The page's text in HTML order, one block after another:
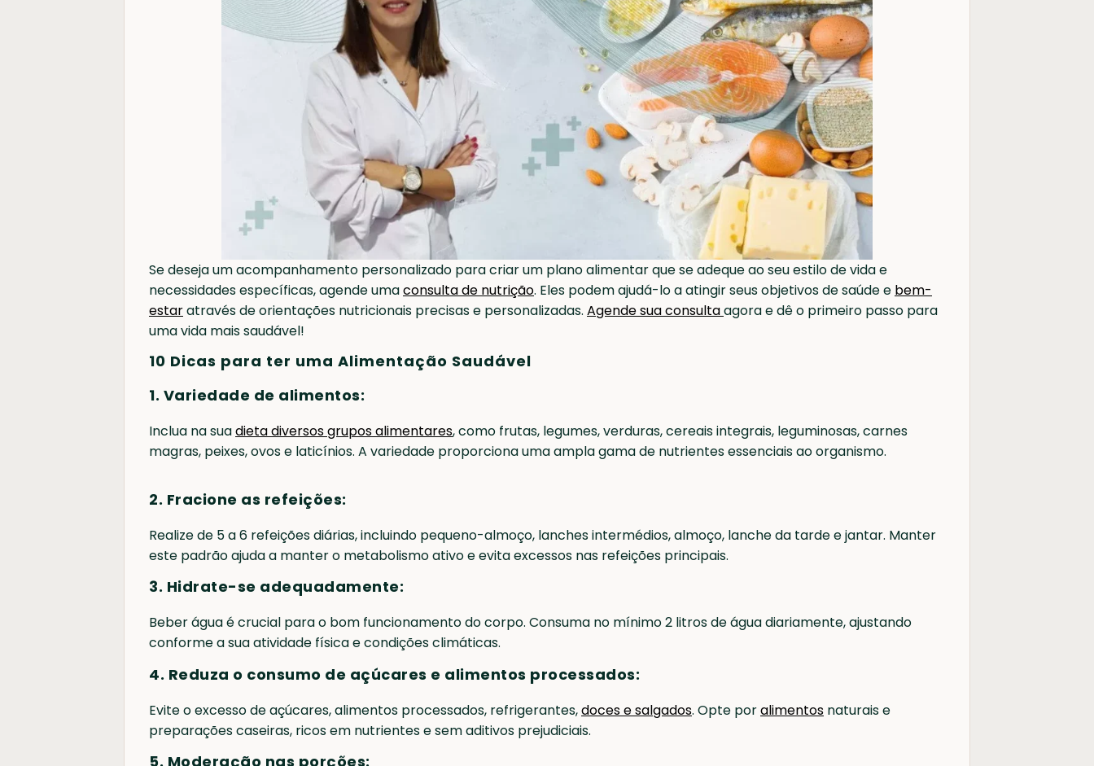
Se deseja um acompanhamento personalizado para criar um plano alimentar que se adeque ao seu estilo de vida e
necessidades específicas, agende umaconsulta de nutrição. Eles podem ajudá-lo a atingir seus objetivos de saúde e bem-
estaratravés de orientações nutricionais precisas e personalizadas. Agende sua consultaagora e dê o primeiro passo para
uma vida mais saudável!
10 Dicas para ter uma Alimentação Saudável
1. Variedade de alimentos:
Inclua na suadieta diversos grupos alimentares, como frutas, legumes, verduras, cereais integrais, leguminosas, carnes
magras, peixes, ovos e laticínios. A variedade proporciona uma ampla gama de nutrientes essenciais ao organismo.
2. Fracione as refeições:
Realize de 5 a 6 refeições diárias, incluindo pequeno-almoço, lanches intermédios, almoço, lanche da tarde e jantar. Manter
este padrão ajuda a manter o metabolismo ativo e evita excessos nas refeições principais.
3. Hidrate-se adequadamente:
Beber água é crucial para o bom funcionamento do corpo. Consuma no mínimo 2 litros de água diariamente, ajustando
conforme a sua atividade física e condições climáticas.
4. Reduza o consumo de açúcares e alimentos processados:
Evite o excesso de açúcares, alimentos processados, refrigerantes,doces e salgados. Opte poralimentos naturais e
preparações caseiras, ricos em nutrientes e sem aditivos prejudiciais.
5. Moderação nas porções: